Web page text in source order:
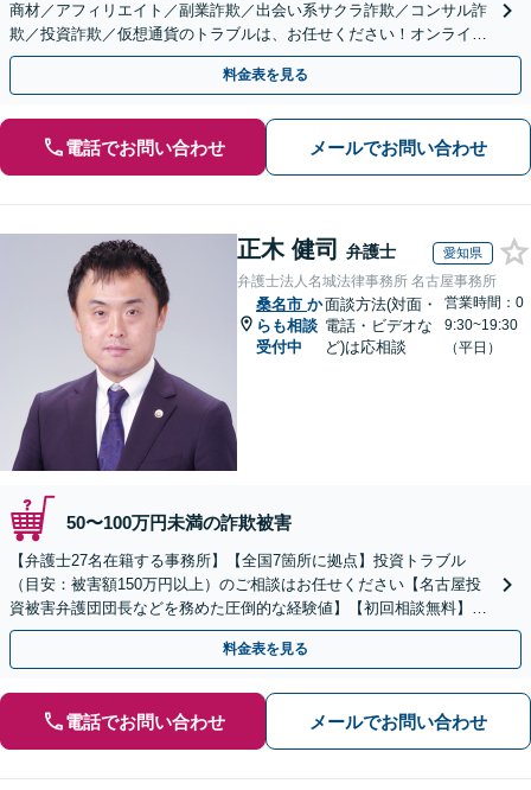
商材／アフィリエイト／副業詐欺／出会い系サクラ詐欺／コンサル詐
欺／投資詐欺／仮想通貨のトラブルは、お任せください！オンライン
のみで解決も可能！
料金表を見る
電話でお問い合わせ メールでお問い合わせ
正木 健司 弁護士 愛知県
弁護士法人名城法律事務所 名古屋事務所
桑名市 か
らも相談
受付中
面談方法(対面・
電話・ビデオな
ど)は応相談
営業時間：0
9:30~19:30
（平日）
50〜100万円未満の詐欺被害
【弁護士27名在籍する事務所】【全国7箇所に拠点】投資トラブル
（目安：被害額150万円以上）のご相談はお任せください【名古屋投
資被害弁護団団長などを務めた圧倒的な経験値】【初回相談無料】先
物取引、証券取引、仮想通貨、FX被害、マルチ商法など
料金表を見る
電話でお問い合わせ メールでお問い合わせ